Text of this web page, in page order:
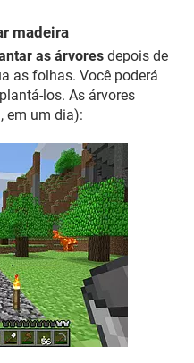
madeira
as árvores depois de
as folhas. Você poderá
los. As árvores
em um dia):